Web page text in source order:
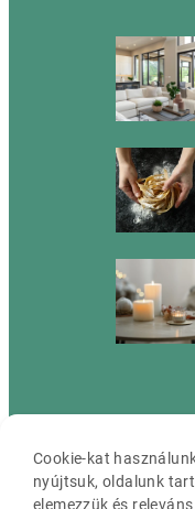
Cookie-kat
nyújtsuk, oldalunk
elemezzük és